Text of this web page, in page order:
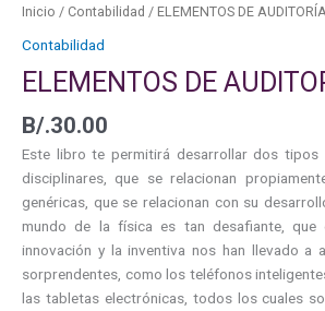
Inicio / Contabilidad / ELEMENTOS DE AUDITORÍA
Contabilidad
ELEMENTOS DE
B/.30.00
Este libro te permitirá desarrollar dos tipos
disciplinares, que se relacionan
genéricas, que se relacionan con su
mundo de la física es tan desafiante, que
innovación y la inventiva nos han llevado a
sorprendentes, como los teléfonos
las tabletas electrónicas, todos los cuales